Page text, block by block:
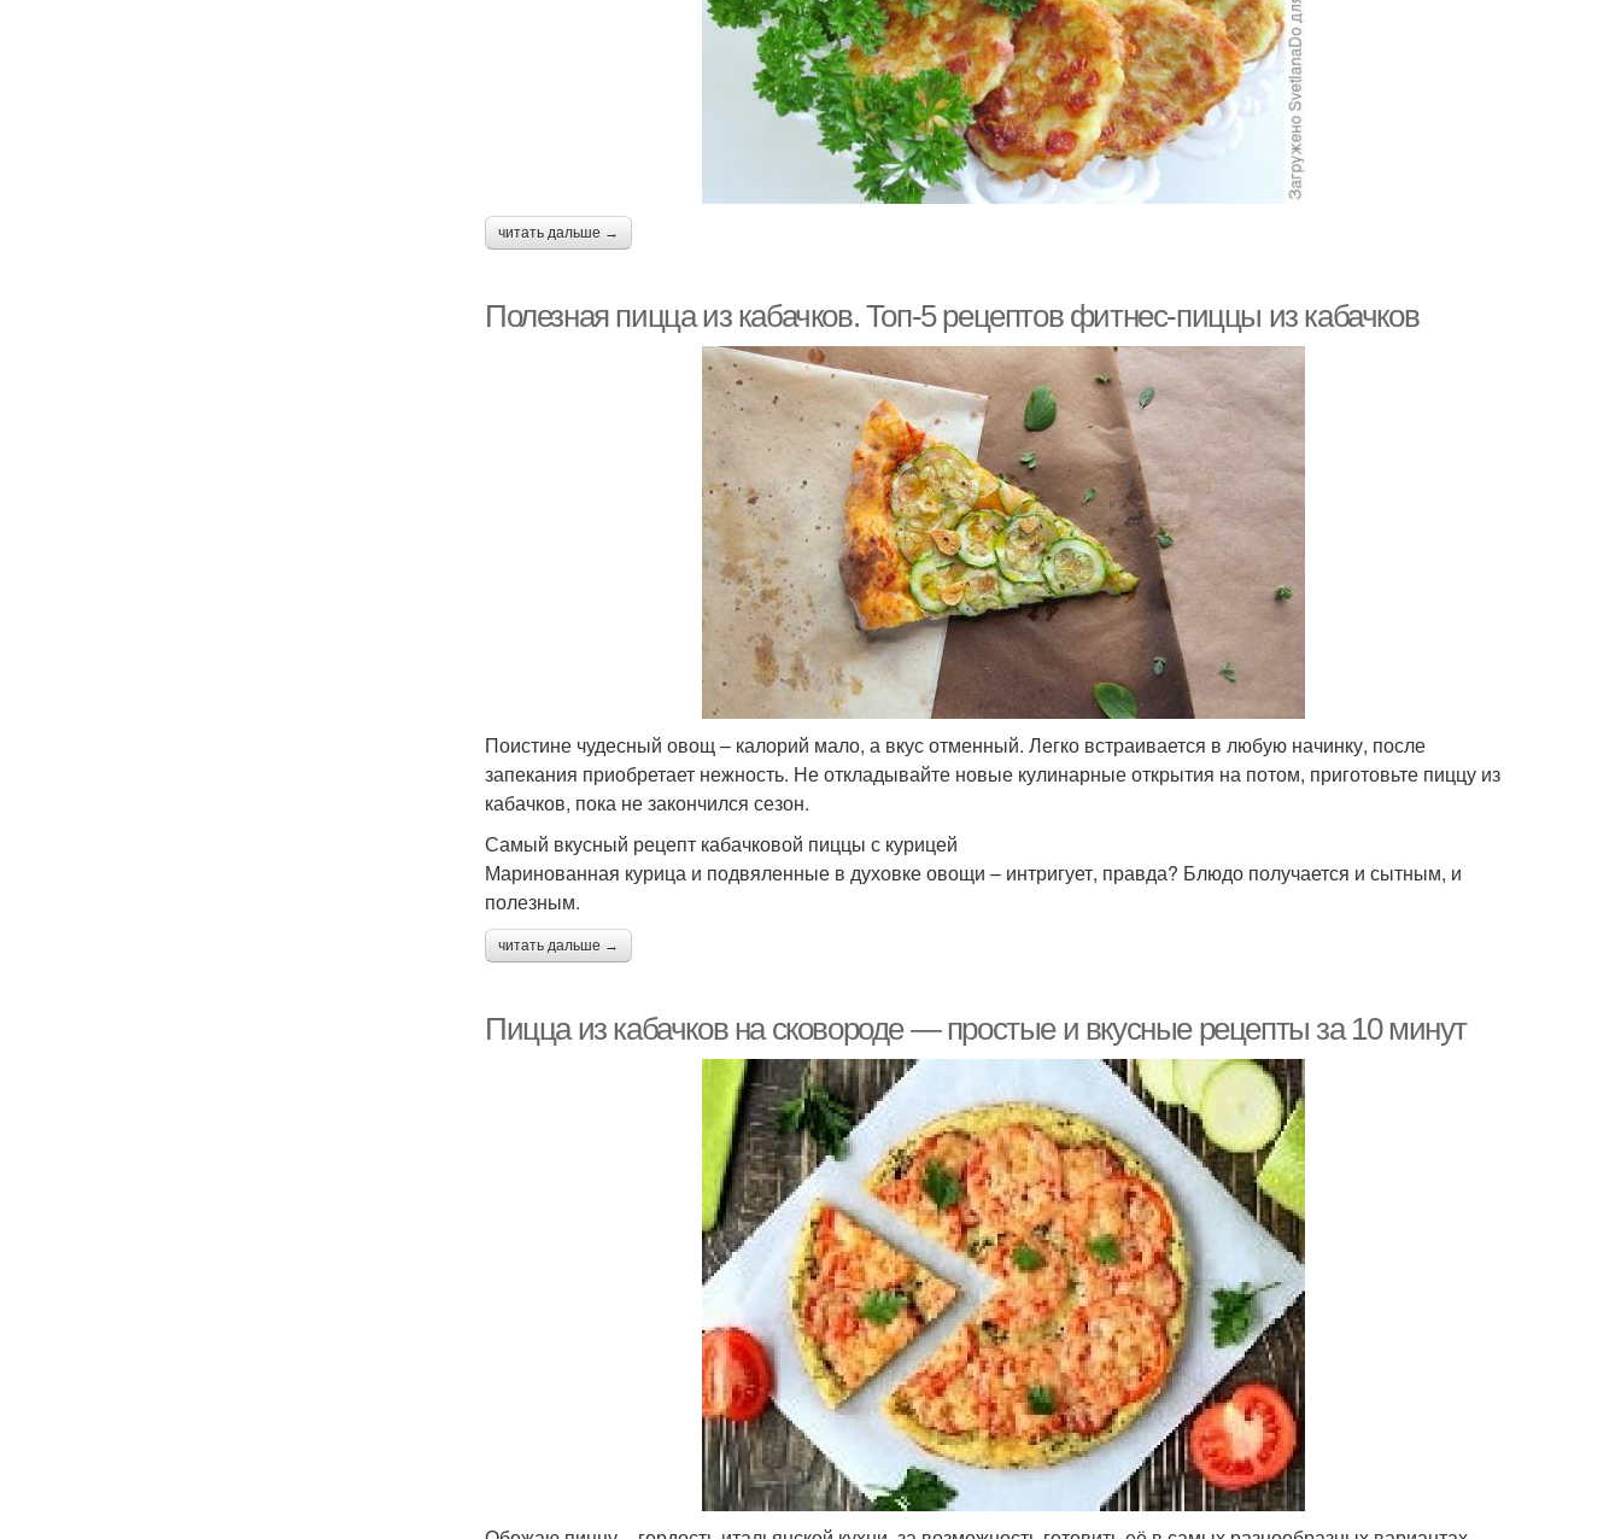
читать дальше →
Полезная пицца из кабачков. Топ-5 рецептов фитнес-пиццы из кабачков
Поистине чудесный овощ – калорий мало, а вкус отменный. Легко встраивается в любую начинку, после
запекания приобретает нежность. Не откладывайте новые кулинарные открытия на потом, приготовьте пиццу из
кабачков, пока не закончился сезон.
Самый вкусный рецепт кабачковой пиццы с курицей
Маринованная курица и подвяленные в духовке овощи – интригует, правда? Блюдо получается и сытным, и
полезным.
читать дальше →
Пицца из кабачков на сковороде — простые и вкусные рецепты за 10 минут